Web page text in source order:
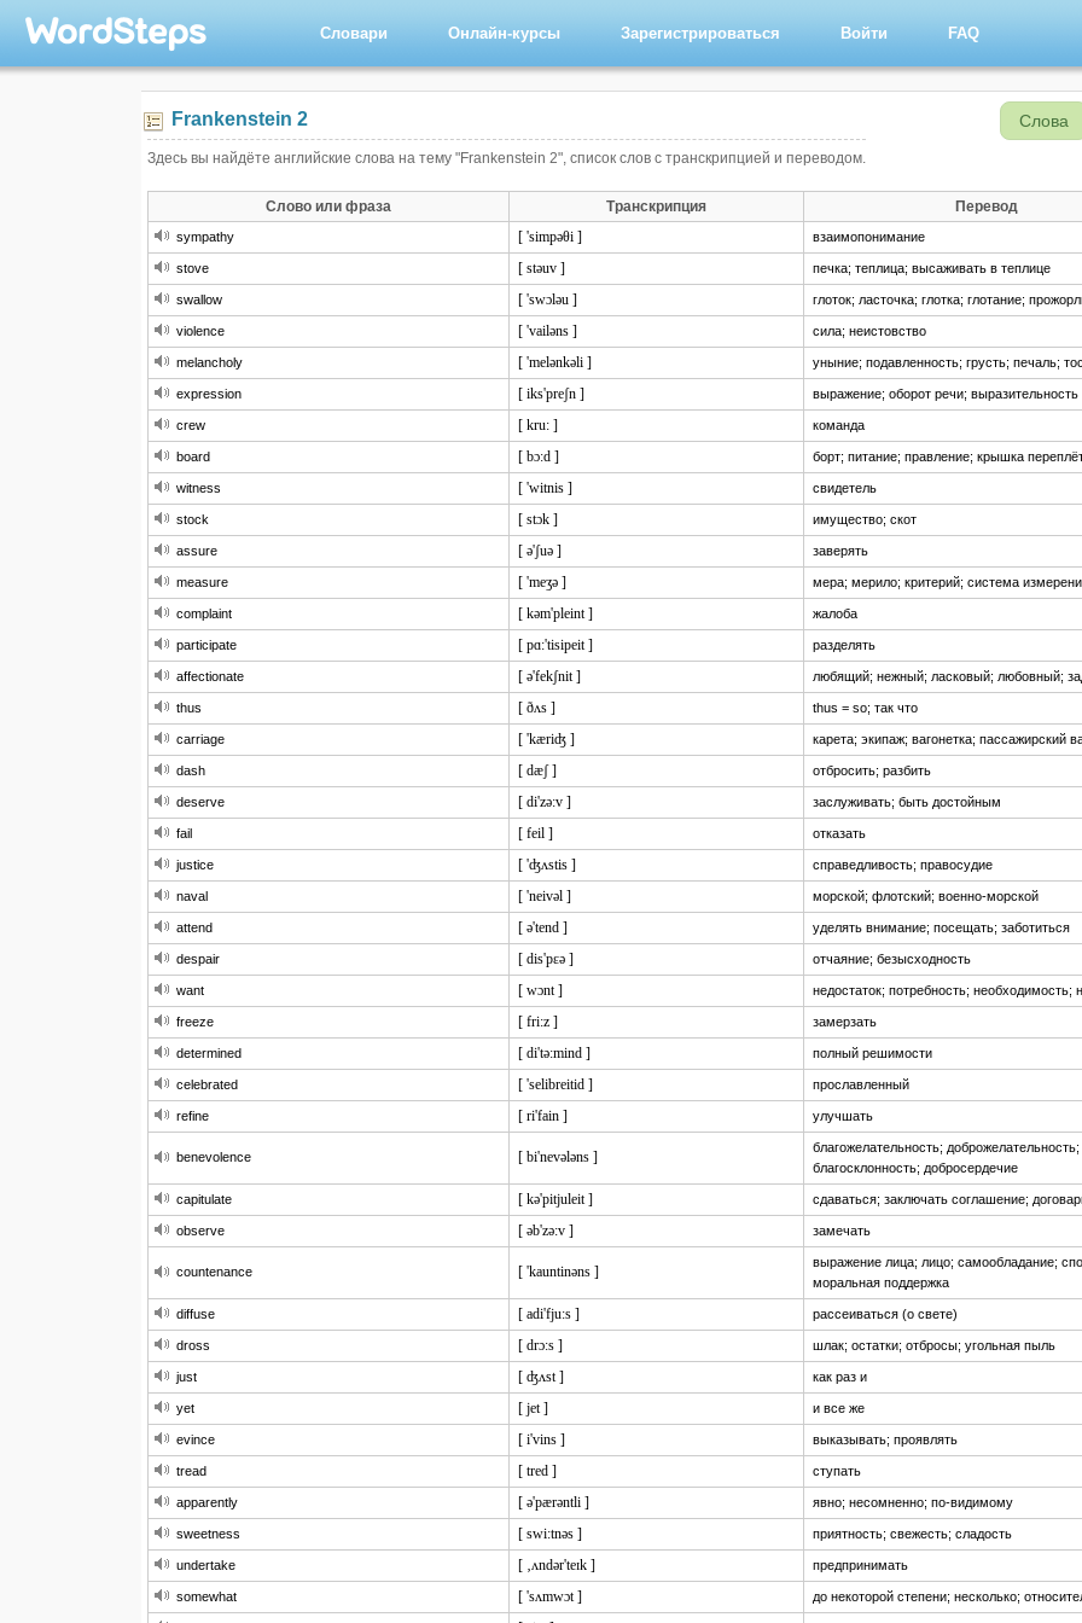
Словари Онлайн-курсы Зарегистрироваться Войти FAQ
Frankenstein 2 Слова
Здесь вы найдёте английские слова на тему "Frankenstein 2", список слов с транскрипцией и переводом.
Слово или фраза Транскрипция Перевод
sympathy [ 'simpəθi ] взаимопонимание
stove [ stəuv ] печка; теплица; высаживать в теплице
swallow [ 'swɔləu ] глоток; ласточка; глотка; глотание;
violence [ 'vailəns ] сила; неистовство
melancholy [ 'melənkəli ] уныние; подавленность; грусть; печаль;
expression [ iks'preʃn ] выражение; оборот речи; выразительность
crew [ kru: ] команда
board [ bɔ:d ] борт; питание; правление; крышка
witness [ 'witnis ] свидетель
stock [ stɔk ] имущество; скот
assure [ ə'ʃuə ] заверять
measure [ 'meʒə ] мера; мерило; критерий; система
complaint [ kəm'pleint ] жалоба
participate [ pɑ:'tisipeit ] разделять
affectionate [ ə'fekʃnit ] любящий; нежный; ласковый; любовный;
thus [ ðʌs ] thus = so; так что
carriage [ 'kæriʤ ] карета; экипаж; вагонетка; пассажирский
dash [ dæʃ ] отбросить; разбить
deserve [ di'zə:v ] заслуживать; быть достойным
fail [ feil ] отказать
justice [ 'ʤʌstis ] справедливость; правосудие
naval [ 'neivəl ] морской; флотский; военно-морской
attend [ ə'tend ] уделять внимание; посещать; заботиться
despair [ dis'pɛə ] отчаяние; безысходность
want [ wɔnt ] недостаток; потребность; необходимость;
freeze [ fri:z ] замерзать
determined [ di'tə:mind ] полный решимости
celebrated [ 'selibreitid ] прославленный
refine [ ri'fain ] улучшать
benevolence [ bi'nevələns ]
благожелательность; доброжелательность;
благосклонность; добросердечие
capitulate [ kə'pitjuleit ] сдаваться; заключать соглашение;
observe [ əb'zə:v ] замечать
countenance [ 'kauntinəns ]
выражение лица; лицо; самообладание;
моральная поддержка
diffuse [ adi'fju:s ] рассеиваться (о свете)
dross [ drɔ:s ] шлак; остатки; отбросы; угольная пыль
just [ ʤʌst ] как раз и
yet [ jet ] и все же
evince [ i'vins ] выказывать; проявлять
tread [ tred ] ступать
apparently [ ə'pærəntli ] явно; несомненно; по-видимому
sweetness [ swi:tnəs ] приятность; свежесть; сладость
undertake [ ‚ʌndər'teɪk ] предпринимать
somewhat [ 'sʌmwɔt ] до некоторой степени; несколько;